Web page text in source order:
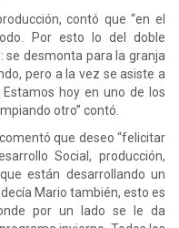
contó que “en el
Por esto lo del doble
se desmonta para la granja
pero a la vez se asiste a
hoy en uno de los
otro” contó.
que deseo “felicitar
Social, producción,
están desarrollando un
Mario también, esto es
por un lado se le da